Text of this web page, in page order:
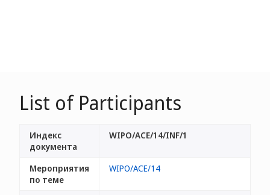
List of Participants
Индекс
документа
WIPO/ACE/14/INF/1
Мероприятия
по теме
WIPO/ACE/14